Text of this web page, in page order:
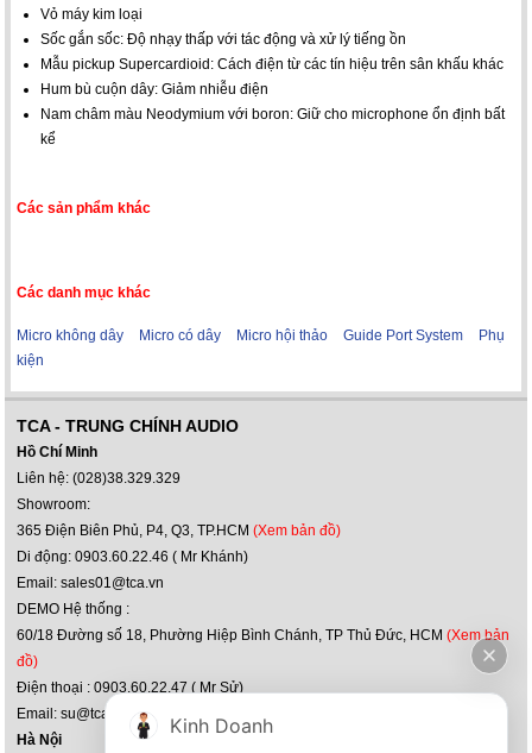
Vỏ máy kim loại
Sốc gắn sốc: Độ nhạy thấp với tác động và xử lý tiếng ồn
Mẫu pickup Supercardioid: Cách điện từ các tín hiệu trên sân khấu khác
Hum bù cuộn dây: Giảm nhiễu điện
Nam châm màu Neodymium với boron: Giữ cho microphone ổn định bất
kể
Các sản phẩm khác
Các danh mục khác
Micro không dây Micro có dây Micro hội thảo Guide Port System
Phụ
kiện
TCA - TRUNG CHÍNH AUDIO
Hồ Chí Minh
Liên hệ: (028)38.329.329
Showroom:
365 Điện Biên Phủ, P4, Q3, TP.HCM(Xem bản đồ)
Di động: 0903.60.22.46 ( Mr Khánh)
Email: sales01@tca.vn
DEMO Hệ thống :
60/18 Đường số 18, Phường Hiệp Bình Chánh, TP Thủ Đức, HCM(Xem bản
đồ)
Điện thoại : 0903.60.22.47 ( Mr Sử)
Email: su@tca.vn
Hà Nội
Kinh Doanh